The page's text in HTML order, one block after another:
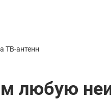
ТВ-антенн
любую